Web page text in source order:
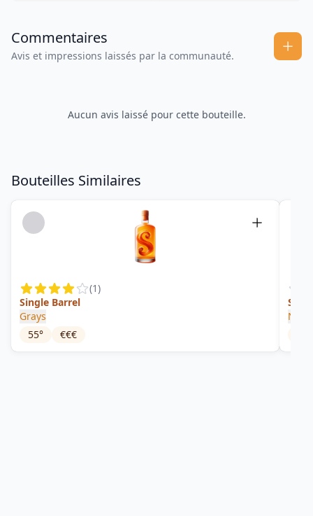
Commentaires
Avis et impressions laissés par la communauté.
Aucun avis laissé pour cette bouteille.
Bouteilles Similaires
(1)
Single Barrel
Grays
55° €€€
New